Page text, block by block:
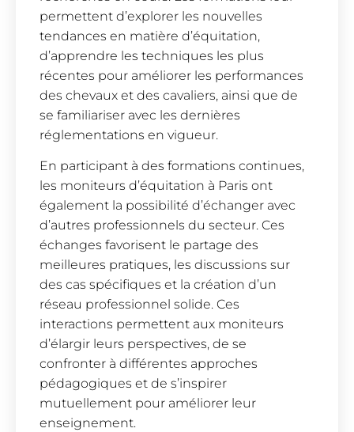
permettent d’explorer les nouvelles
tendances en matière d’équitation,
d’apprendre les techniques les plus
récentes pour améliorer les performances
des chevaux et des cavaliers, ainsi que de
se familiariser avec les dernières
réglementations en vigueur.
En participant à des formations continues,
les moniteurs d’équitation à Paris ont
également la possibilité d’échanger avec
d’autres professionnels du secteur. Ces
échanges favorisent le partage des
meilleures pratiques, les discussions sur
des cas spécifiques et la création d’un
réseau professionnel solide. Ces
interactions permettent aux moniteurs
d’élargir leurs perspectives, de se
confronter à différentes approches
pédagogiques et de s’inspirer
mutuellement pour améliorer leur
enseignement.